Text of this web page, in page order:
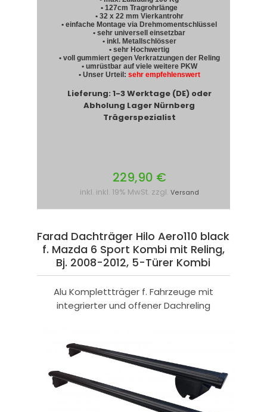
• 127cm Tragrohrlänge
• 32 x 22 mm Vierkantrohr
• einfache Montage via Drehmomentschlüssel
• sehr universell einsetzbar
• inkl. Metallschlösser
• sehr Hochwertig
• voll gummiert gegen Verkratzungen der Reling
• umrüstbar auf viele weitere PKW
• Unser Urteil: sehr empfehlenswert
Lieferung: 1-3 Werktage (DE) oder
Abholung Lager Nürnberg
Trägerspezialist
229,90 €
inkl. inkl. 19% MwSt. zzgl. Versand
Farad Dachträger Hilo Aero110 black
f. Mazda 6 Sport Kombi mit Reling,
Bj. 2008-2012, 5-Türer Kombi
Alu Komplettträger f. Fahrzeuge mit
integrierter und offener Dachreling